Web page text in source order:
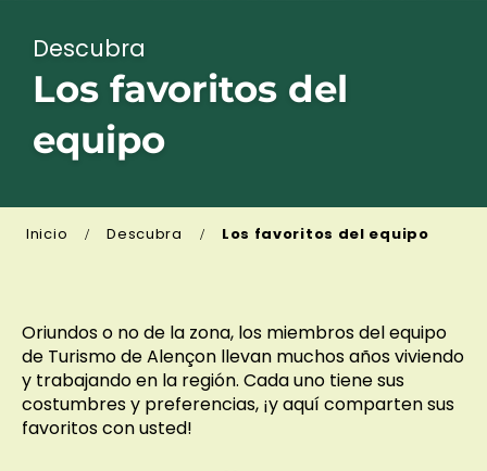
Descubra
Los favoritos del
equipo
Inicio Descubra Los favoritos del equipo
Oriundos o no de la zona, los miembros del equipo
de Turismo de Alençon llevan muchos años viviendo
y trabajando en la región. Cada uno tiene sus
costumbres y preferencias, ¡y aquí comparten sus
favoritos con usted!